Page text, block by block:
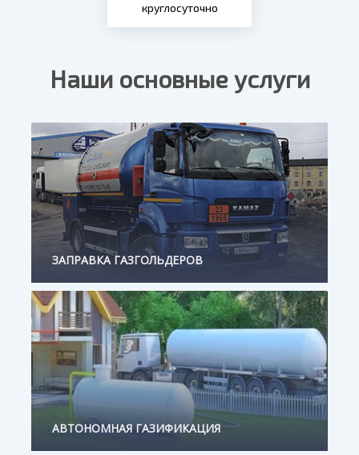
круглосуточно
Наши основные услуги
ЗАПРАВКА ГАЗГОЛЬДЕРОВ
АВТОНОМНАЯ ГАЗИФИКАЦИЯ